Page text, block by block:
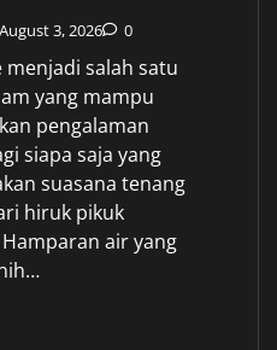
August 3, 2026 0
menjadi salah satu
yang mampu
pengalaman
siapa saja yang
suasana tenang
hiruk pikuk
air yang